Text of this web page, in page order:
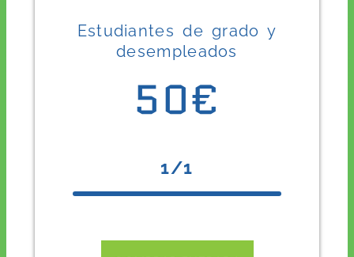
Estudiantes de grado y
desempleados
50€
1/1